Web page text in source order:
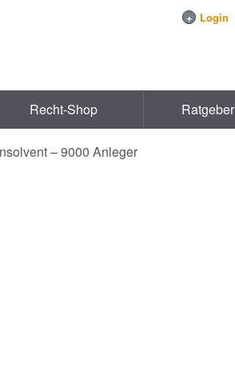
+ Login
Recht-Shop Ratgeber
– 9000 Anleger